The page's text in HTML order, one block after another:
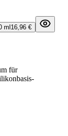
ml 16,96 €
für